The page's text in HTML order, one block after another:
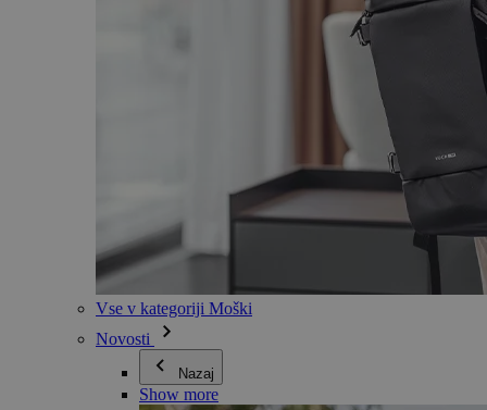
Vse v kategoriji Moški
Novosti
Nazaj
Show more